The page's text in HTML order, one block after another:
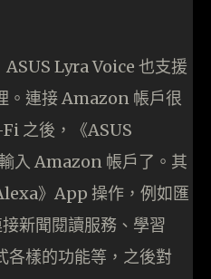
ASUS Lyra Voice 也支援
連接 Amazon 帳戶很
之後，《ASUS
入 Amazon 帳戶了。其
》App 操作，例如匯
新聞閱讀服務、學習
樣的功能等，之後對